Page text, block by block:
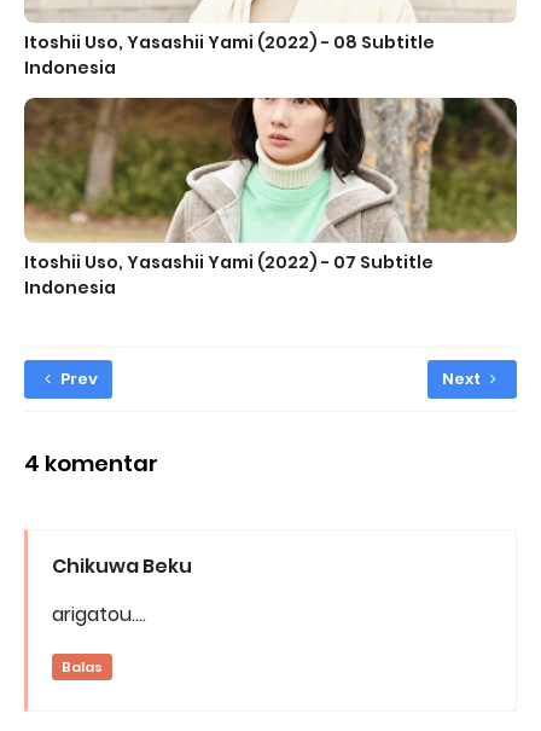
Itoshii Uso, Yasashii Yami (2022) - 08 Subtitle
Indonesia
Itoshii Uso, Yasashii Yami (2022) - 07 Subtitle
Indonesia
Prev Next
4 komentar
Chikuwa Beku
arigatou....
Balas